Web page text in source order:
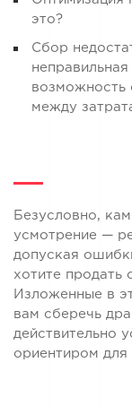
это?
Сбор
возможность
между
Безусловно,
усмотрение —
допуская
хотите продать
Изложенные в
вам сберечь
действительно
ориентиром для